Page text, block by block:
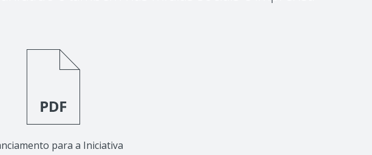
para a Iniciativa